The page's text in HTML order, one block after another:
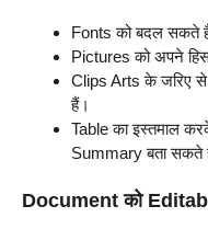
Fonts को बदल सकते
Pictures को अपने
Clips Arts के जरिए
हैं।
Table का इस्तमाल
Summary बता सकते
Document को